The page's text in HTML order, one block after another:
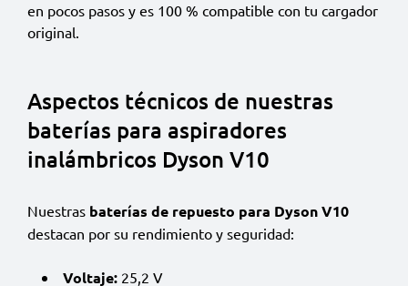
en pocos pasos y es 100 % compatible con tu cargador
original.
Aspectos técnicos de nuestras
baterías para aspiradores
inalámbricos Dyson V10
Nuestras baterías de repuesto para Dyson V10
destacan por su rendimiento y seguridad:
Voltaje: 25,2 V